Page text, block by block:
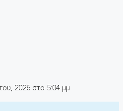
2026 στo 5:04 μμ